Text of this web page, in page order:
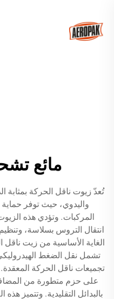
مائع
تُعدّ زيوت ناقل الحركة بمثابة
واليدوي، حيث توفر
المركبات. وتؤدي هذه
انتقال التروس بسلاسة،
الغاية الأساسية من زيت ناقل
تشمل نقل الضغط
تجميعات ناقل الحركة
على حزم متطورة من
بالبدائل التقليدية. وتتميز